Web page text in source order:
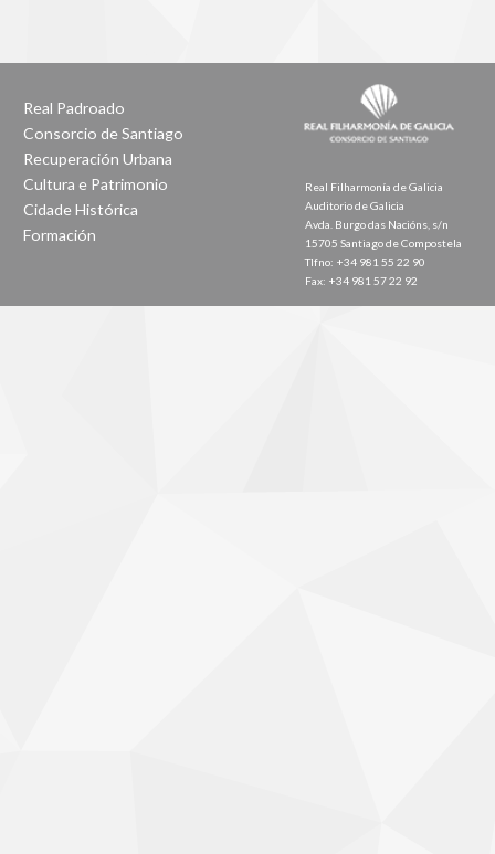
Real Padroado
Consorcio de Santiago
Recuperación Urbana
Cultura e Patrimonio
Cidade Histórica
Formación
Real Filharmonía de Galicia
Auditorio de Galicia
Avda. Burgo das Nacións, s/n
15705 Santiago de Compostela
Tlfno: +34 981 55 22 90
Fax: +34 981 57 22 92